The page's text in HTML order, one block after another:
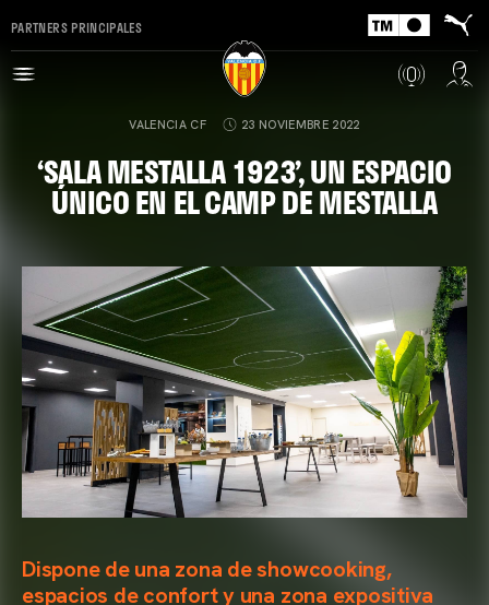
PARTNERS PRINCIPALES
VALENCIA CF 23 NOVIEMBRE 2022
‘SALA MESTALLA 1923’, UN ESPACIO
ÚNICO EN EL CAMP DE MESTALLA
Dispone de una zona de showcooking,
espacios de confort y una zona expositiva